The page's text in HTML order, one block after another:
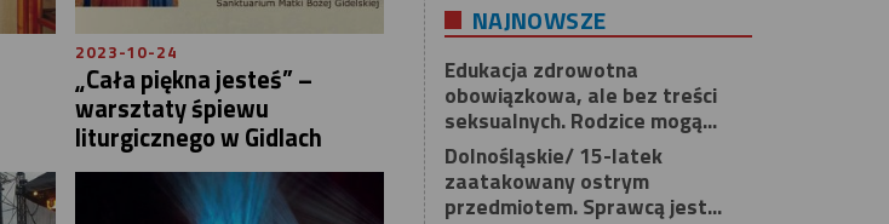
2023-10-24
„Cała piękna jesteś” –
warsztaty śpiewu
liturgicznego w Gidlach
NAJNOWSZE
Edukacja zdrowotna
obowiązkowa, ale bez treści
seksualnych. Rodzice mogą...
Dolnośląskie/ 15-latek
zaatakowany ostrym
przedmiotem. Sprawcą jest...